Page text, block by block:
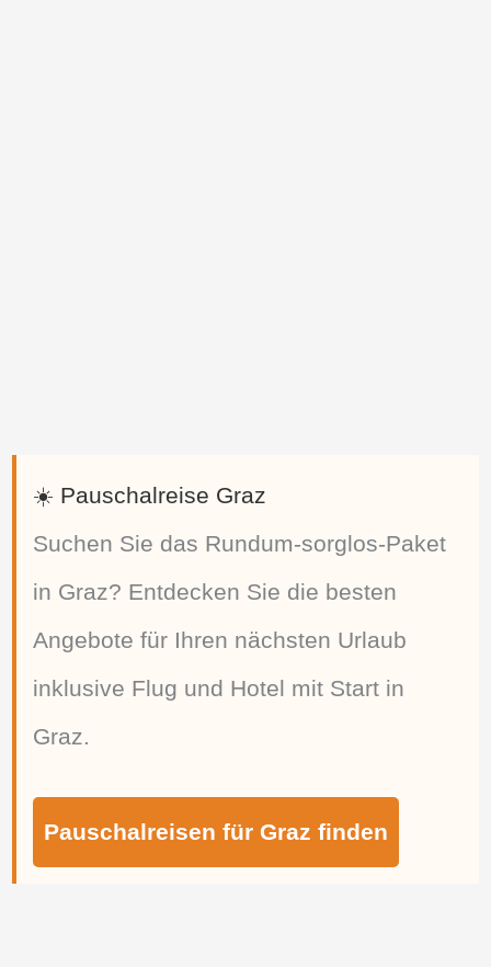
☀️ Pauschalreise Graz
Suchen Sie das Rundum-sorglos-Paket
in Graz? Entdecken Sie die besten
Angebote für Ihren nächsten Urlaub
inklusive Flug und Hotel mit Start in
Graz.
Pauschalreisen für Graz finden